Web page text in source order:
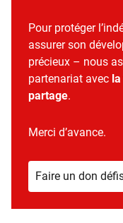
Pour protéger
assurer son
précieux – nous
partenariat avec
partage.
Merci d’avance.
Faire un don